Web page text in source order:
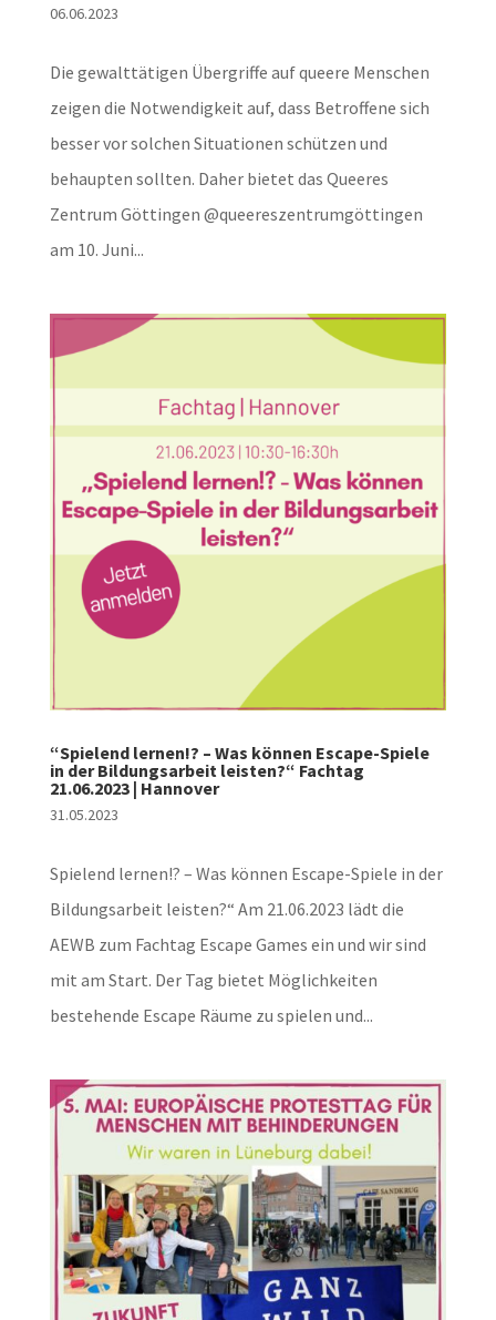
06.06.2023
Die gewalttätigen Übergriffe auf queere Menschen
zeigen die Notwendigkeit auf, dass Betroffene sich
besser vor solchen Situationen schützen und
behaupten sollten. Daher bietet das Queeres
Zentrum Göttingen @queereszentrumgöttingen
am 10. Juni...
“Spielend lernen!? – Was können Escape-Spiele
in der Bildungsarbeit leisten?“ Fachtag
21.06.2023 | Hannover
31.05.2023
Spielend lernen!? – Was können Escape-Spiele in der
Bildungsarbeit leisten?“ Am 21.06.2023 lädt die
AEWB zum Fachtag Escape Games ein und wir sind
mit am Start. Der Tag bietet Möglichkeiten
bestehende Escape Räume zu spielen und...